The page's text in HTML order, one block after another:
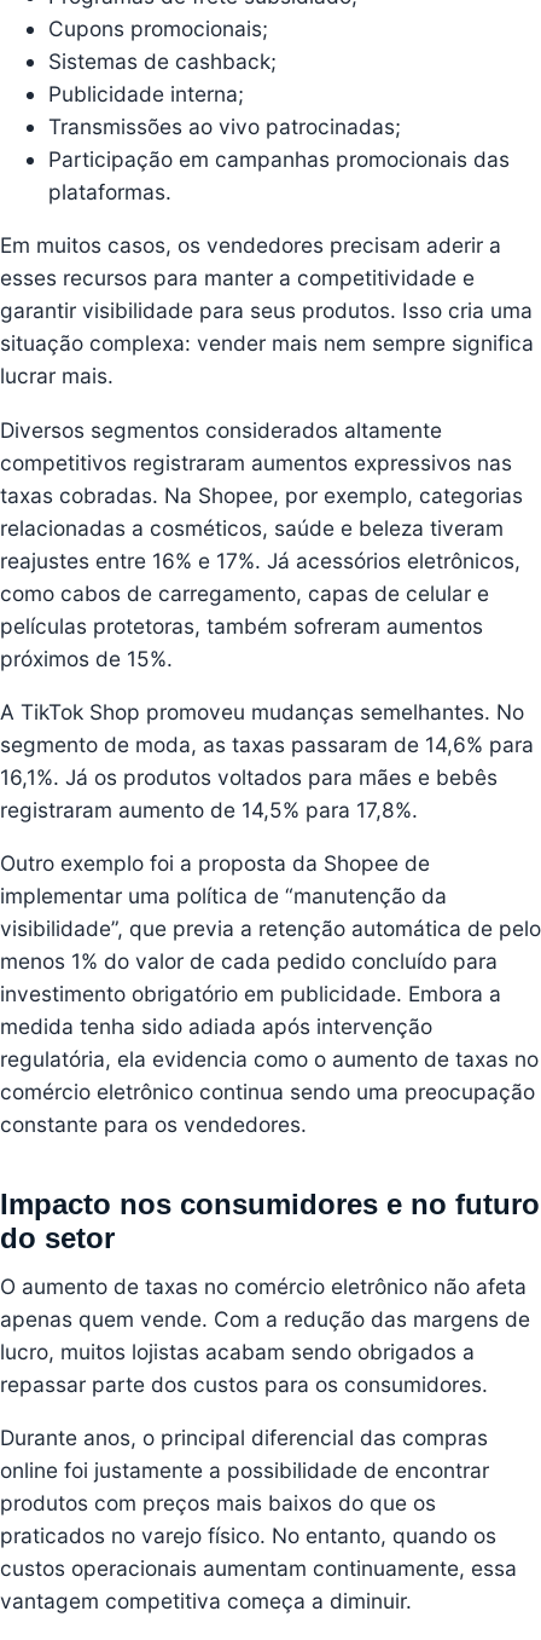
Cupons promocionais;
Sistemas de cashback;
Publicidade interna;
Transmissões ao vivo patrocinadas;
Participação em campanhas promocionais das
plataformas.
Em muitos casos, os vendedores precisam aderir a
esses recursos para manter a competitividade e
garantir visibilidade para seus produtos. Isso cria uma
situação complexa: vender mais nem sempre significa
lucrar mais.
Diversos segmentos considerados altamente
competitivos registraram aumentos expressivos nas
taxas cobradas. Na Shopee, por exemplo, categorias
relacionadas a cosméticos, saúde e beleza tiveram
reajustes entre 16% e 17%. Já acessórios eletrônicos,
como cabos de carregamento, capas de celular e
películas protetoras, também sofreram aumentos
próximos de 15%.
A TikTok Shop promoveu mudanças semelhantes. No
segmento de moda, as taxas passaram de 14,6% para
16,1%. Já os produtos voltados para mães e bebês
registraram aumento de 14,5% para 17,8%.
Outro exemplo foi a proposta da Shopee de
implementar uma política de “manutenção da
visibilidade”, que previa a retenção automática de pelo
menos 1% do valor de cada pedido concluído para
investimento obrigatório em publicidade. Embora a
medida tenha sido adiada após intervenção
regulatória, ela evidencia como o aumento de taxas no
comércio eletrônico continua sendo uma preocupação
constante para os vendedores.
Impacto nos consumidores e no futuro
do setor
O aumento de taxas no comércio eletrônico não afeta
apenas quem vende. Com a redução das margens de
lucro, muitos lojistas acabam sendo obrigados a
repassar parte dos custos para os consumidores.
Durante anos, o principal diferencial das compras
online foi justamente a possibilidade de encontrar
produtos com preços mais baixos do que os
praticados no varejo físico. No entanto, quando os
custos operacionais aumentam continuamente, essa
vantagem competitiva começa a diminuir.